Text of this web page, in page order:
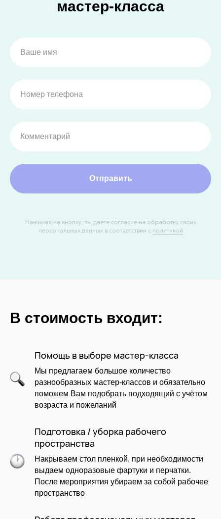
мастер-класса
Отправить
Нажимая на кнопку, вы даете согласие на обработку своих
персональных данных в соответствии с политикой
В стоимость входит:
Помощь в выборе мастер-класса
Мы предлагаем большое количество
разнообразных мастер-классов и обязательно
поможем Вам подобрать подходящий с учётом
возраста и пожеланий
Подготовка / уборка рабочего
пространства
Накрываем стол пленкой, при необходимости
выдаем одноразовые фартуки и перчатки.
После мероприятия убираем за собой рабочее
пространство
Оставить заявку